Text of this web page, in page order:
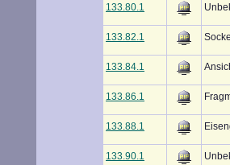
133.80.1
133.82.1
133.84.1
133.86.1
133.88.1
133.90.1